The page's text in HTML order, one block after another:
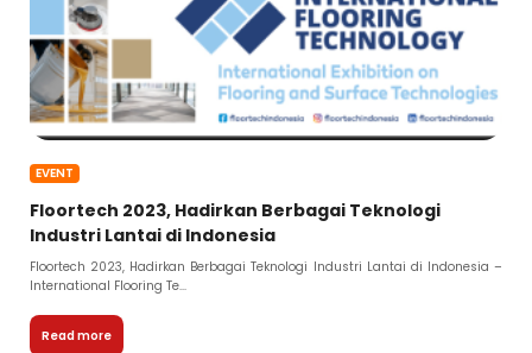
EVENT
Floortech 2023, Hadirkan Berbagai Teknologi
Industri Lantai di Indonesia
Floortech 2023, Hadirkan Berbagai Teknologi Industri Lantai di Indonesia –
International Flooring Te...
Read more